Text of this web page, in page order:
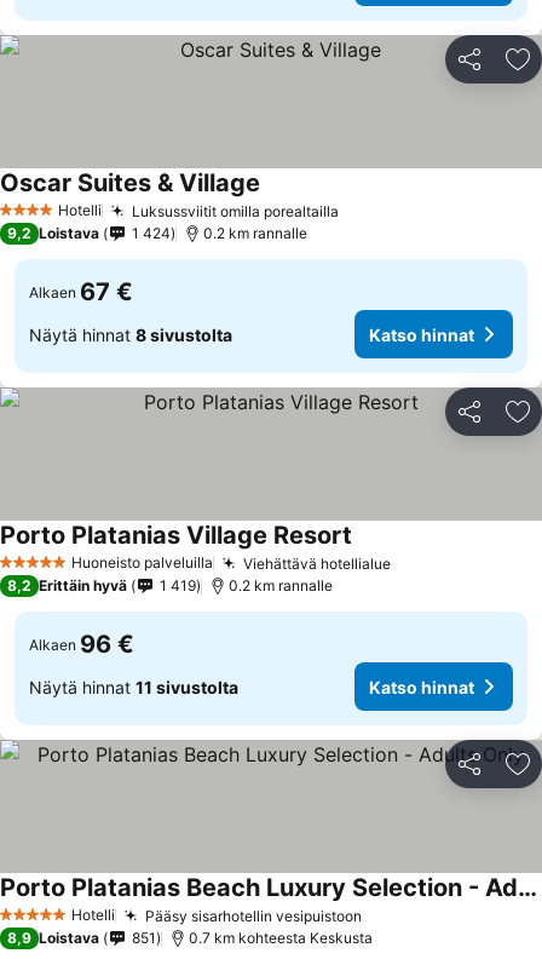
Jaa
4 Tähtiluokitus
Hotelli Luksussviitit omilla porealtailla
Oscar Suites & Village
9,2 Loistava 1 424 0.2 km rannalle
Alkaen 67 €
Näytä hinnat 8 sivustolta Katso hinnat
Jaa
5 TähtiluokitusHuoneisto palveluilla Viehättävä hotellialue
Porto Platanias Village Resort
8,2 Erittäin hyvä 1 419 0.2 km rannalle
Alkaen 96 €
Näytä hinnat 11 sivustolta Katso hinnat
Jaa
5 Tähtiluokitus
Hotelli Pääsy sisarhotellin vesipuistoon
Porto Platanias Beach Luxury Selection - Adults Only
8,9 Loistava 851 0.7 km kohteesta Keskusta